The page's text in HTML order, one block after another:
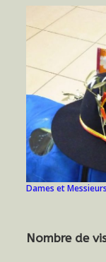
Dames et Messieurs
Nombre de